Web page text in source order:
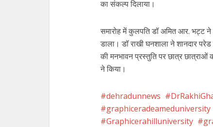
का संकल्प दिलाया।
समारोह में कुलपति डॉ अमित आर. भट्ट
डाला। डॉ राखी घनशाला ने शानदार
की मनभावन प्रस्तुति पर छात्र छात्राओं
ने किया।
dehradunnews
graphiceradeameduniversity
Graphicerahilluniversity